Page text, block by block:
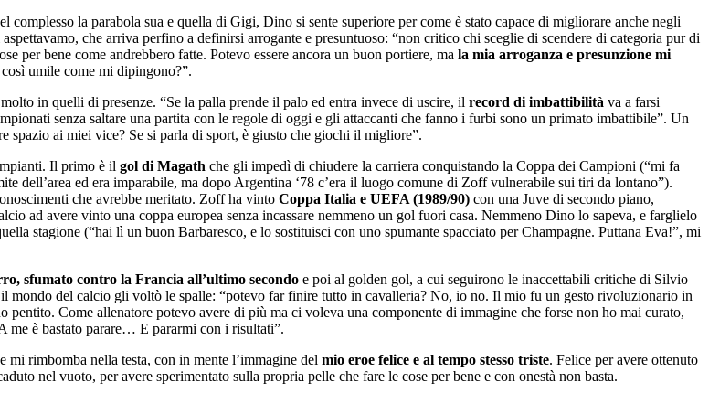
la parabola sua e quella di Gigi, Dino si sente superiore per come è stato capace di migliorare anche negli
che arriva perfino a definirsi arrogante e presuntuoso: “non critico chi sceglie di scendere di categoria pur di
per bene come andrebbero fatte. Potevo essere ancora un buon portiere, ma la mia arroganza e presunzione mi
umile come mi dipingono?”.
in quelli di presenze. “Se la palla prende il palo ed entra invece di uscire, il record di imbattibilità va a farsi
senza saltare una partita con le regole di oggi e gli attaccanti che fanno i furbi sono un primato imbattibile”. Un
spazio ai miei vice? Se si parla di sport, è giusto che giochi il migliore”.
Il primo è il gol di Magath che gli impedì di chiudere la carriera conquistando la Coppa dei Campioni (“mi fa
dell’area ed era imparabile, ma dopo Argentina ‘78 c’era il luogo comune di Zoff vulnerabile sui tiri da lontano”).
che avrebbe meritato. Zoff ha vinto Coppa Italia e UEFA (1989/90) con una Juve di secondo piano,
ad avere vinto una coppa europea senza incassare nemmeno un gol fuori casa. Nemmeno Dino lo sapeva, e farglielo
stagione (“hai lì un buon Barbaresco, e lo sostituisci con uno spumante spacciato per Champagne. Puttana Eva!”, mi
sfumato contro la Francia all’ultimo secondo e poi al golden gol, a cui seguirono le inaccettabili critiche di Silvio
mondo del calcio gli voltò le spalle: “potevo far finire tutto in cavalleria? No, io no. Il mio fu un gesto rivoluzionario in
Come allenatore potevo avere di più ma ci voleva una componente di immagine che forse non ho mai curato,
me è bastato parare… E pararmi con i risultati”.
rimbomba nella testa, con in mente l’immagine del mio eroe felice e al tempo stesso triste. Felice per avere ottenuto
nel vuoto, per avere sperimentato sulla propria pelle che fare le cose per bene e con onestà non basta.